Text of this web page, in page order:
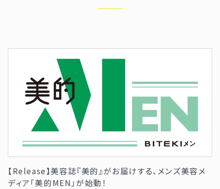
【Release】美容誌『美的』がお届けする、メンズ美容メ
ディア「美的MEN」が始動！